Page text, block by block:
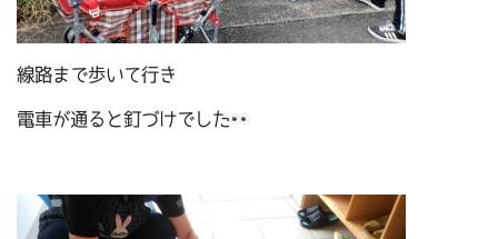
線路まで歩いて行き
電車が通ると釘づけでした